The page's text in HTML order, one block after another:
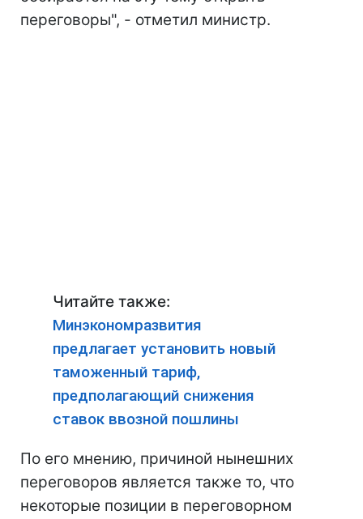
переговоры", - отметил министр.
Читайте также:
Минэкономразвития
предлагает установить новый
таможенный тариф,
предполагающий снижения
ставок ввозной пошлины
По его мнению, причиной нынешних
переговоров является также то, что
некоторые позиции в переговорном